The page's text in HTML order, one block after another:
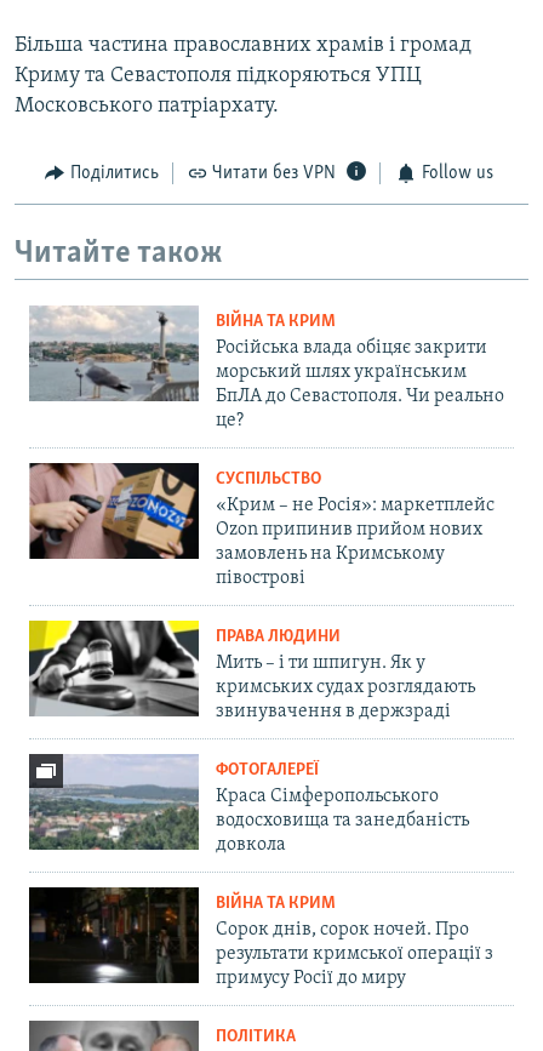
Більша частина православних храмів і громад
Криму та Севастополя підкоряються УПЦ
Московського патріархату.
Поділитись Читати без VPN Follow us
Читайте також
ВІЙНА ТА КРИМ
Російська влада обіцяє закрити
морський шлях українським
БпЛА до Севастополя. Чи реально
це?
СУСПІЛЬСТВО
«Крим – не Росія»: маркетплейс
Ozon припинив прийом нових
замовлень на Кримському
півострові
ПРАВА ЛЮДИНИ
Мить – і ти шпигун. Як у
кримських судах розглядають
звинувачення в держзраді
ФОТОГАЛЕРЕЇ
Краса Сімферопольського
водосховища та занедбаність
довкола
ВІЙНА ТА КРИМ
Сорок днів, сорок ночей. Про
результати кримської операції з
примусу Росії до миру
ПОЛІТИКА